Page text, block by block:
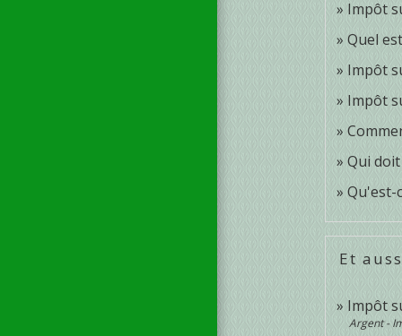
Impôt
Quel
Impôt
Impôt
Qui
Qu'est-
Et
Impôt
Argent -